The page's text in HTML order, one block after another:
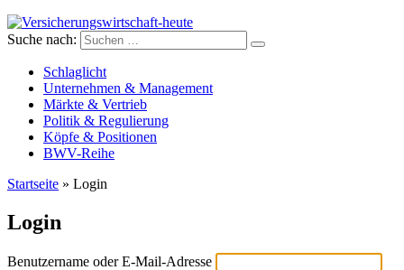
Versicherungswirtschaft-heute
Suche nach:
Schlaglicht
Unternehmen & Management
Märkte & Vertrieb
Politik & Regulierung
Köpfe & Positionen
BWV-Reihe
Startseite » Login
Login
Benutzername oder E-Mail-Adresse